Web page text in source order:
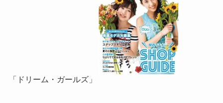
「ドリーム・ガールズ」